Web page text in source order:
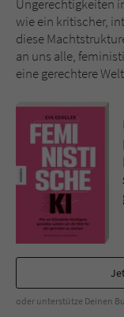
Ungerechtigkeiten
wie ein kritischer,
diese
an uns alle,
eine gerechtere
oder unterstütze Deinen